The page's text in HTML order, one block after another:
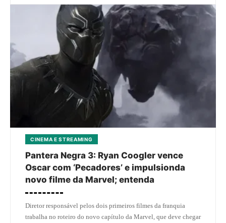
CINEMA E STREAMING
Pantera Negra 3: Ryan Coogler vence
Oscar com ‘Pecadores’ e impulsionda
novo filme da Marvel; entenda
Diretor responsável pelos dois primeiros filmes da franquia
trabalha no roteiro do novo capítulo da Marvel, que deve chegar